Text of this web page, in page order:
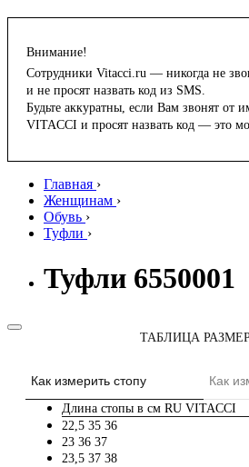
Внимание!
Сотрудники Vitacci.ru — никогда не
и не просят назвать код из SMS.
Будьте аккуратны, если Вам звонят от
VITACCI и просят назвать код — это
Главная ›
Женщинам ›
Обувь ›
Туфли ›
Туфли 6550001
ТАБЛИЦА
Как измерить стопу Как
Длина стопы в см RU VITACCI
22,5 35 36
23 36 37
23,5 37 38